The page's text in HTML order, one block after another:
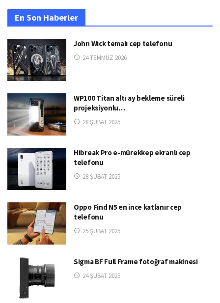
En Son Haberler
John Wick temalı cep telefonu
24 TEMMUZ 2026
WP100 Titan altı ay bekleme süreli
projeksiyonlu…
28 ŞUBAT 2025
Hibreak Pro e-mürekkep ekranlı cep
telefonu
28 ŞUBAT 2025
Oppo Find N5 en ince katlanır cep
telefonu
25 ŞUBAT 2025
Sigma BF Full Frame fotoğraf makinesi
24 ŞUBAT 2025